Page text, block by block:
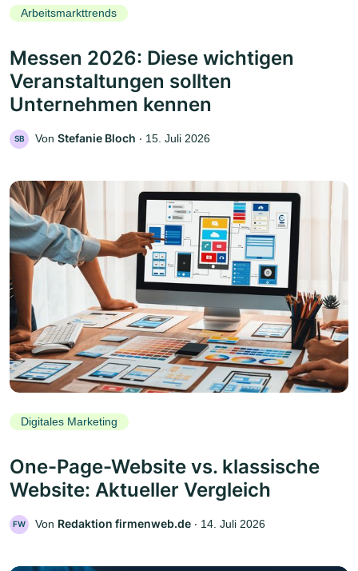
Arbeitsmarkttrends
Messen 2026: Diese wichtigen
Veranstaltungen sollten
Unternehmen kennen
SB Von Stefanie Bloch ‧ 15. Juli 2026
Digitales Marketing
One-Page-Website vs. klassische
Website: Aktueller Vergleich
FW Von Redaktion firmenweb.de ‧ 14. Juli 2026